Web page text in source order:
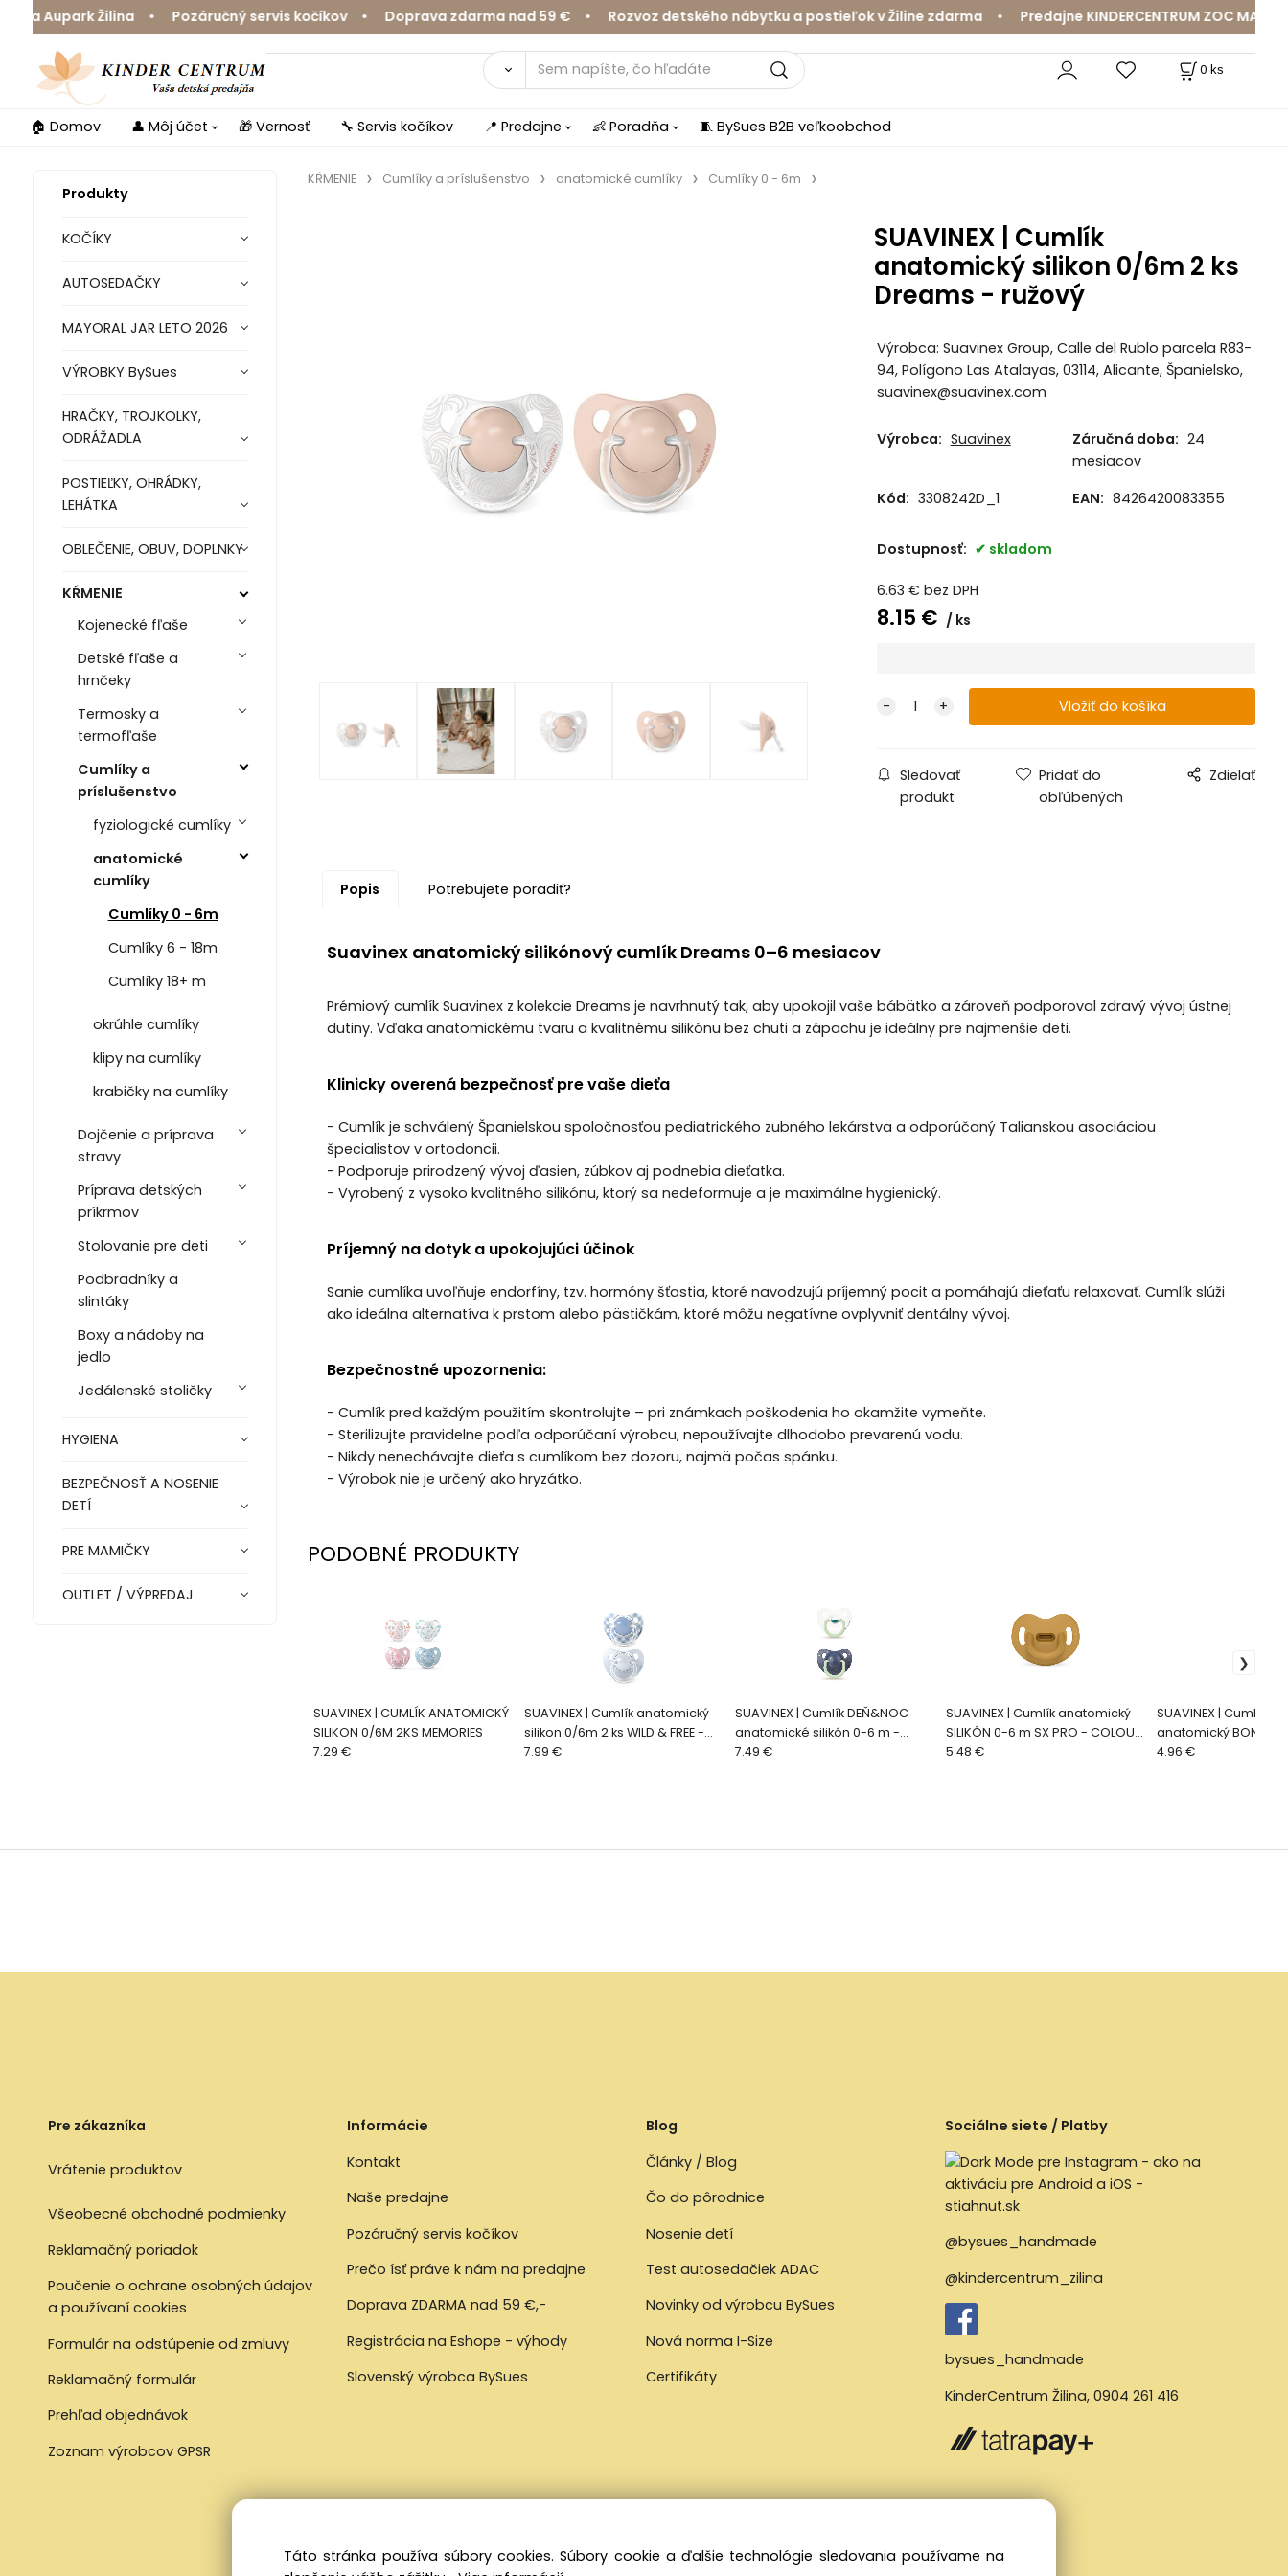
Aupark Žilina • Pozáručný servis kočíkov • Doprava zdarma nad 59 € • Rozvoz detského nábytku a postieľok v Žiline zdarma • Predajne KINDERCENTRUM ZOC MAX a
0 ks
🏠 Domov 👤 Môj účet 🎁 Vernosť 🔧 Servis kočíkov 📍 Predajne 👶 Poradňa 🧵 BySues B2B veľkoobchod
Produkty
KOČÍKY
AUTOSEDAČKY
MAYORAL JAR LETO 2026
VÝROBKY BySues
HRAČKY, TROJKOLKY,
ODRÁŽADLA
POSTIEĽKY, OHRÁDKY,
LEHÁTKA
OBLEČENIE, OBUV, DOPLNKY
KŔMENIE
Kojenecké fľaše
Detské fľaše a
hrnčeky
Termosky a
termofľaše
Cumlíky a
príslušenstvo
fyziologické cumlíky
anatomické
cumlíky
Cumlíky 0 - 6m
Cumlíky 6 - 18m
Cumlíky 18+ m
okrúhle cumlíky
klipy na cumlíky
krabičky na cumlíky
Dojčenie a príprava
stravy
Príprava detských
príkrmov
Stolovanie pre deti
Podbradníky a
slintáky
Boxy a nádoby na
jedlo
Jedálenské stoličky
HYGIENA
BEZPEČNOSŤ A NOSENIE
DETÍ
PRE MAMIČKY
OUTLET / VÝPREDAJ
KŔMENIE Cumlíky a príslušenstvo anatomické cumlíky Cumlíky 0 - 6m
SUAVINEX | Cumlík
anatomický silikon 0/6m 2 ks
Dreams - ružový
Výrobca: Suavinex Group, Calle del Rublo parcela R83-
94, Polígono Las Atalayas, 03114, Alicante, Španielsko,
suavinex@suavinex.com
Výrobca: Suavinex Záručná doba: 24
mesiacov
Kód: 3308242D_1 EAN: 8426420083355
Dostupnosť: skladom
6.63 € bez DPH
8.15 € ks
Sledovať
produkt
Pridať do
obľúbených
Zdielať
Popis Potrebujete poradiť?
Suavinex anatomický silikónový cumlík Dreams 0–6 mesiacov
Prémiový cumlík Suavinex z kolekcie Dreams je navrhnutý tak, aby upokojil vaše bábätko a zároveň podporoval zdravý vývoj ústnej
dutiny. Vďaka anatomickému tvaru a kvalitnému silikónu bez chuti a zápachu je ideálny pre najmenšie deti.
Klinicky overená bezpečnosť pre vaše dieťa
- Cumlík je schválený Španielskou spoločnosťou pediatrického zubného lekárstva a odporúčaný Talianskou asociáciou
špecialistov v ortodoncii.
- Podporuje prirodzený vývoj ďasien, zúbkov aj podnebia dieťatka.
- Vyrobený z vysoko kvalitného silikónu, ktorý sa nedeformuje a je maximálne hygienický.
Príjemný na dotyk a upokojujúci účinok
Sanie cumlíka uvoľňuje endorfíny, tzv. hormóny šťastia, ktoré navodzujú príjemný pocit a pomáhajú dieťaťu relaxovať. Cumlík slúži
ako ideálna alternatíva k prstom alebo pästičkám, ktoré môžu negatívne ovplyvniť dentálny vývoj.
Bezpečnostné upozornenia:
- Cumlík pred každým použitím skontrolujte – pri známkach poškodenia ho okamžite vymeňte.
- Sterilizujte pravidelne podľa odporúčaní výrobcu, nepoužívajte dlhodobo prevarenú vodu.
- Nikdy nenechávajte dieťa s cumlíkom bez dozoru, najmä počas spánku.
- Výrobok nie je určený ako hryzátko.
PODOBNÉ PRODUKTY
SUAVINEX | CUMLÍK ANATOMICKÝ
SILIKON 0/6M 2KS MEMORIES
7.29 €
SUAVINEX | Cumlík anatomický
silikon 0/6m 2 ks WILD & FREE -
modý
7.99 €
SUAVINEX | Cumlík DEŇ&NOC
anatomické silikón 0-6 m -
modrá veľryba
7.49 €
SUAVINEX | Cumlík anatomický
SILIKÓN 0-6 m SX PRO - COLOUR
ESSENCE, okrový
5.48 €
SUAVINEX | Cumlík SX
anatomický
SOVIČKA - ružová
4.96 €
Pre zákazníka
Vrátenie produktov
Všeobecné obchodné podmienky
Reklamačný poriadok
Poučenie o ochrane osobných údajov
a používaní cookies
Formulár na odstúpenie od zmluvy
Reklamačný formulár
Prehľad objednávok
Zoznam výrobcov GPSR
Informácie
Kontakt
Naše predajne
Pozáručný servis kočíkov
Prečo ísť práve k nám na predajne
Doprava ZDARMA nad 59 €,-
Registrácia na Eshope - výhody
Slovenský výrobca BySues
Blog
Články / Blog
Čo do pôrodnice
Nosenie detí
Test autosedačiek ADAC
Novinky od výrobcu BySues
Nová norma I-Size
Certifikáty
Sociálne siete / Platby
@bysues_handmade
@kindercentrum_zilina
bysues_handmade
KinderCentrum Žilina,0904 261 416
Táto stránka používa súbory cookies. Súbory cookie a ďalšie technológie sledovania používame na